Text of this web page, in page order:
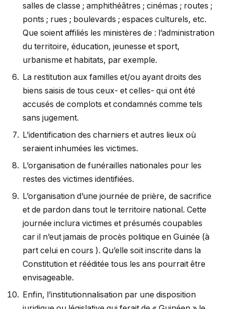
salles de classe ; amphithéâtres ; cinémas ; routes ;
ponts ; rues ; boulevards ; espaces culturels, etc.
Que soient affiliés les ministères de : l’administration
du territoire, éducation, jeunesse et sport,
urbanisme et habitats, par exemple.
La restitution aux familles et/ou ayant droits des
biens saisis de tous ceux- et celles- qui ont été
accusés de complots et condamnés comme tels
sans jugement.
L’identification des charniers et autres lieux où
seraient inhumées les victimes.
L’organisation de funérailles nationales pour les
restes des victimes identifiées.
L’organisation d’une journée de prière, de sacrifice
et de pardon dans tout le territoire national. Cette
journée inclura victimes et présumés coupables
car il n’eut jamais de procès politique en Guinée (à
part celui en cours ). Qu’elle soit inscrite dans la
Constitution et rééditée tous les ans pourrait être
envisageable.
Enfin, l’institutionnalisation par une disposition